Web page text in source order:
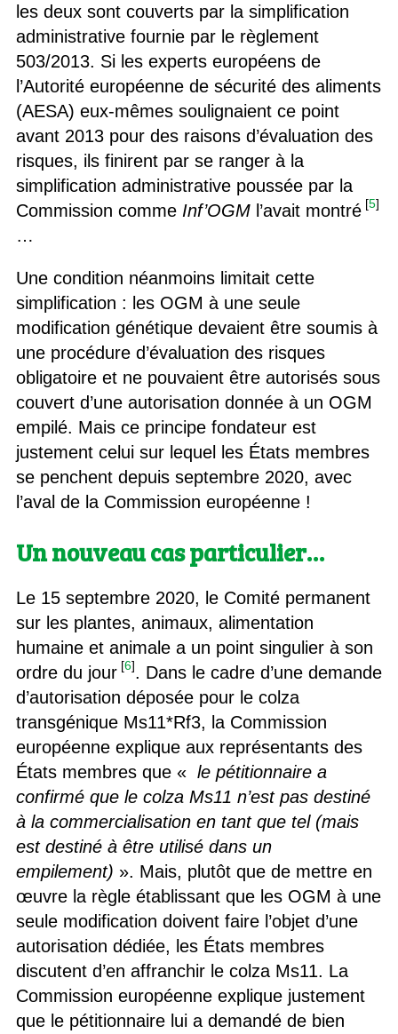
les deux sont couverts par la simplification
administrative fournie par le règlement
503/2013. Si les experts européens de
l’Autorité européenne de sécurité des aliments
(AESA) eux-mêmes soulignaient ce point
avant 2013 pour des raisons d’évaluation des
risques, ils finirent par se ranger à la
simplification administrative poussée par la
Commission comme Inf’OGMl’avait montré [5]
…
Une condition néanmoins limitait cette
simplification : les OGM à une seule
modification génétique devaient être soumis à
une procédure d’évaluation des risques
obligatoire et ne pouvaient être autorisés sous
couvert d’une autorisation donnée à un OGM
empilé. Mais ce principe fondateur est
justement celui sur lequel les États membres
se penchent depuis septembre 2020, avec
l’aval de la Commission européenne !
Un nouveau cas particulier…
Le 15 septembre 2020, le Comité permanent
sur les plantes, animaux, alimentation
humaine et animale a un point singulier à son
ordre du jour [6]. Dans le cadre d’une demande
d’autorisation déposée pour le colza
transgénique Ms11*Rf3, la Commission
européenne explique aux représentants des
États membres que « le pétitionnaire a
confirmé que le colza Ms11 n’est pas destiné
à la commercialisation en tant que tel (mais
est destiné à être utilisé dans un
empilement) ». Mais, plutôt que de mettre en
œuvre la règle établissant que les OGM à une
seule modification doivent faire l’objet d’une
autorisation dédiée, les États membres
discutent d’en affranchir le colza Ms11. La
Commission européenne explique justement
que le pétitionnaire lui a demandé de bien